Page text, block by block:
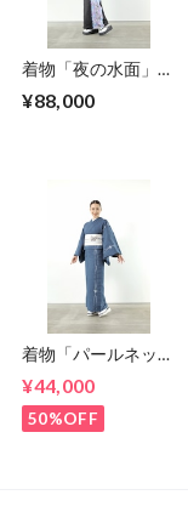
着物「夜の水面」
¥88,000
着物「パールネック
スレス」 5-
9kimono2024
¥44,000
50%OFF